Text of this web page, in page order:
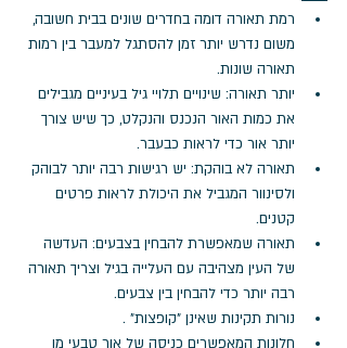
רמת תאורה דומה בחדרים שונים בבית חשובה,
משום נדרש יותר זמן להסתגל למעבר בין רמות
תאורה שונות.
יותר תאורה: שינויים תלויי גיל בעיניים מגבילים
את כמות האור הנכנס והנקלט, כך שיש צורך
יותר אור כדי לראות כבעבר.
תאורה לא בוהקת: יש רגישות רבה יותר לבוהק
ולסינוור המגביל את היכולת לראות פרטים
קטנים.
תאורה שמאפשרת להבחין בצבעים: העדשה
של העין מצהיבה עם העלייה בגיל וצריך תאורה
רבה יותר כדי להבחין בין צבעים.
נורות תקינות שאינן "קופצות" .
חלונות המאפשרים כניסה של אור טבעי מן